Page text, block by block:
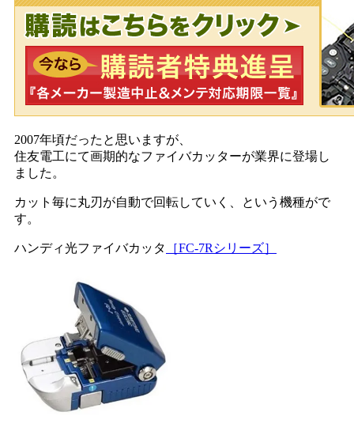
2007年頃だったと思いますが、
住友電工にて画期的なファイバカッターが業界に登場し
ました。
カット毎に丸刃が自動で回転していく、という機種がで
す。
ハンディ光ファイバカッタ ［FC-7Rシリーズ］